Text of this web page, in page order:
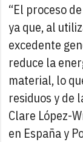
“El proceso
ya que, al
excedente
reduce la
material, lo
residuos y de
Clare López-
en España y